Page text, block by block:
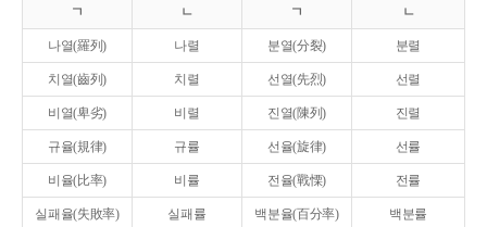
ㄱ ㄴ ㄱ ㄴ
나열(羅列) 나렬 분열(分裂) 분렬
치열(齒列) 치렬 선열(先烈) 선렬
비열(卑劣) 비렬 진열(陳列) 진렬
규율(規律) 규률 선율(旋律) 선률
비율(比率) 비률 전율(戰慄) 전률
실패율(失敗率) 실패률 백분율(百分率) 백분률